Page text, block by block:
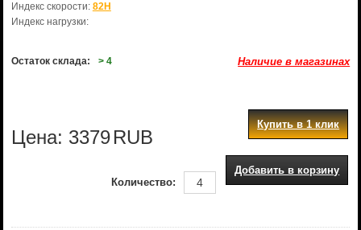
Индекс скорости: 82H
Индекс нагрузки:
Остаток склада: > 4 Наличие в магазинах
Цена: 3379RUB
Купить в 1 клик
Добавить в корзину
Количество: